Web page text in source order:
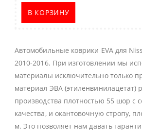
В КОРЗИНУ
Автомобильные коврики EVA для
2010-2016. При изготовлении мы
материалы исключительно только
материал ЭВА (этиленвинилацетат)
производства плотностью 55 шор с
качества, и окантовочную стропу,
м. Это позволяет нам давать